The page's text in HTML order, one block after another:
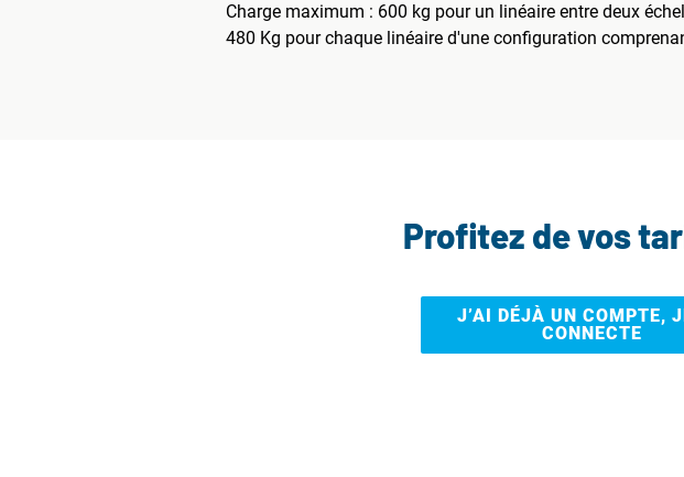
Charge maximum : 600 kg pour un linéaire entre deux
480 Kg pour chaque linéaire d'une configuration
Profitez de vos
J’AI DÉJÀ UN COMPTE,
CONNECTE